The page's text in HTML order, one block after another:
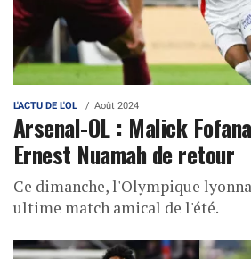
L'ACTU DE L'OL Août 2024
Arsenal-OL : Malick
Ernest Nuamah de retour
Ce dimanche, l'Olympique
ultime match amical de l'été.